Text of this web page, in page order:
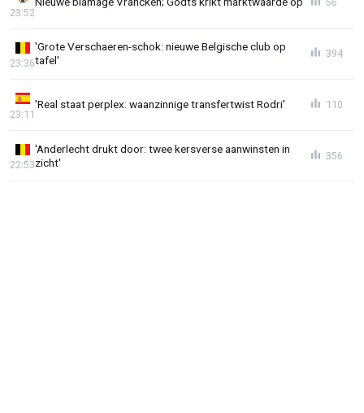
23:52
'Grote Verschaeren-schok: nieuwe Belgische club op
tafel'
23:36
394
'Real staat perplex: waanzinnige transfertwist Rodri'
23:11
110
'Anderlecht drukt door: twee kersverse aanwinsten in
zicht'
22:53
356